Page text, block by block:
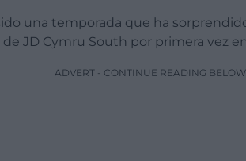
una temporada que ha
de JD Cymru South por primera vez
ADVERT - CONTINUE READING BELOW